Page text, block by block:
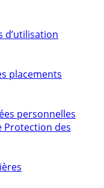
d’utilisation
placements
personnelles
Protection des